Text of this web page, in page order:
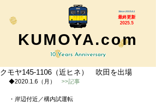
Since 2015.6.1
最終更新
2025.5
KUMOYA.com
10 Years Anniversary
クモヤ145-1106（近ヒネ） 吹田を出場
◆2020.1.6（月） >>記事
・岸辺付近／構内試運転